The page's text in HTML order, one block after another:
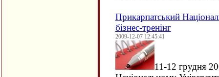
Прикарпатський
бізнес-тренінг
2009-12-07 12:45:41
11-12 грудня